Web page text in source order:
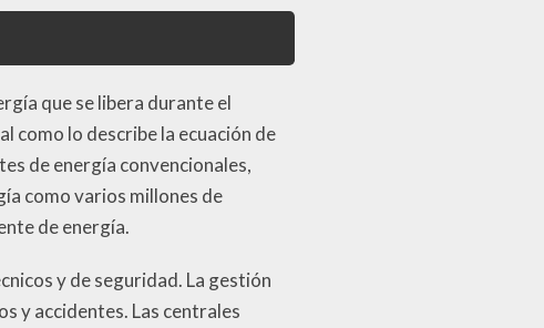
que se libera durante el
como lo describe la ecuación de
de energía convencionales,
como varios millones de
de energía.
y de seguridad. La gestión
y accidentes. Las centrales